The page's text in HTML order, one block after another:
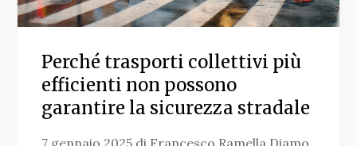
Perché trasporti collettivi più
efficienti non possono
garantire la sicurezza stradale